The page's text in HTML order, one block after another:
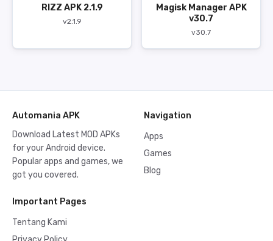
RIZZ APK 2.1.9
v2.1.9
Magisk Manager APK
v30.7
v30.7
Automania APK
Download Latest MOD APKs
for your Android device.
Popular apps and games, we
got you covered.
Navigation
Apps
Games
Blog
Important Pages
Tentang Kami